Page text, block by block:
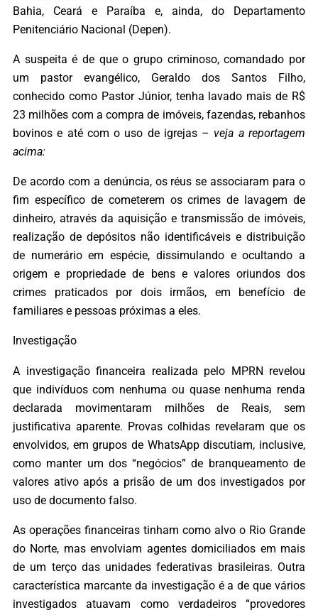
Bahia, Ceará e Paraíba e, ainda, do Departamento
Penitenciário Nacional (Depen).
A suspeita é de que o grupo criminoso, comandado por
um pastor evangélico, Geraldo dos Santos Filho,
conhecido como Pastor Júnior, tenha lavado mais de R$
23 milhões com a compra de imóveis, fazendas, rebanhos
bovinos e até com o uso de igrejas – veja a reportagem
acima:
De acordo com a denúncia, os réus se associaram para o
fim específico de cometerem os crimes de lavagem de
dinheiro, através da aquisição e transmissão de imóveis,
realização de depósitos não identificáveis e distribuição
de numerário em espécie, dissimulando e ocultando a
origem e propriedade de bens e valores oriundos dos
crimes praticados por dois irmãos, em benefício de
familiares e pessoas próximas a eles.
Investigação
A investigação financeira realizada pelo MPRN revelou
que indivíduos com nenhuma ou quase nenhuma renda
declarada movimentaram milhões de Reais, sem
justificativa aparente. Provas colhidas revelaram que os
envolvidos, em grupos de WhatsApp discutiam, inclusive,
como manter um dos “negócios” de branqueamento de
valores ativo após a prisão de um dos investigados por
uso de documento falso.
As operações financeiras tinham como alvo o Rio Grande
do Norte, mas envolviam agentes domiciliados em mais
de um terço das unidades federativas brasileiras. Outra
característica marcante da investigação é a de que vários
investigados atuavam como verdadeiros “provedores